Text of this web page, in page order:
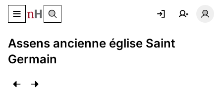
Basculer le menu de navigation
Assens ancienne église Saint
Germain